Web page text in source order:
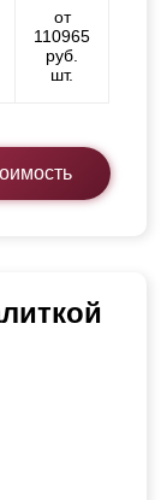
от
110965
руб.
шт.